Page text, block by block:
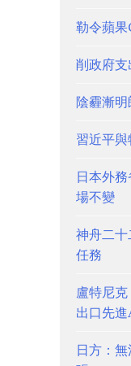
勒令蘋
削政府支
陰霾漸
習近平
日本外
場不變
神舟二
任務
盧特尼
出口先
日方：